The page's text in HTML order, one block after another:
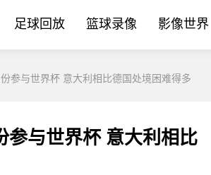
足球回放 篮球录像 影像世界
参与世界杯 意大利相比德国处境困难得多
参与世界杯 意大利相比